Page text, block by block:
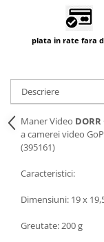
Alimentare
Protectie patina
Bracket-uri si suporti
Huse protectie blitz
Huse protectie
Accesorii Aparate
Carduri memorie,
Carduri memorie
Huse protectie card
plata in rate fara
Descriere
Maner Video DORR
a camerei video
(395161)
Caracteristici:
Dimensiuni: 19 x
Greutate: 200 g